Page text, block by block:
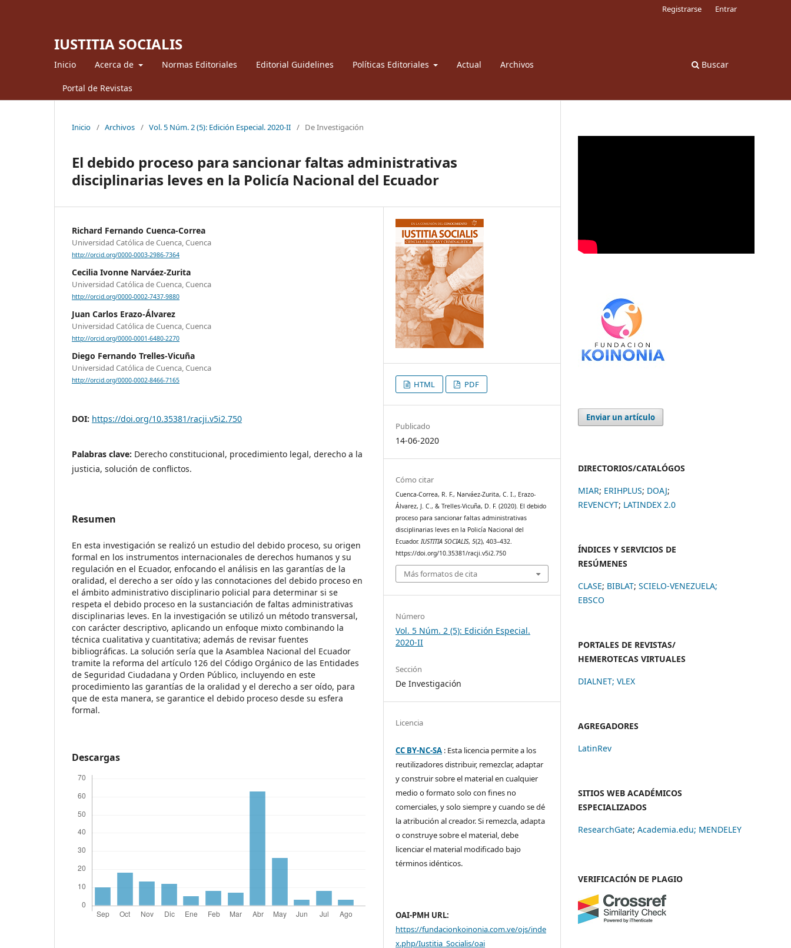
IUSTITIA SOCIALIS
Inicio Acerca de Normas Editoriales Editorial Guidelines Políticas Editoriales Actual Archivos
Portal de Revistas
Buscar
Registrarse Entrar
Inicio / Archivos / Vol. 5 Núm. 2 (5): Edición Especial. 2020-II / De Investigación
El debido proceso para sancionar faltas administrativas
disciplinarias leves en la Policía Nacional del Ecuador
Richard Fernando Cuenca-Correa
Universidad Católica de Cuenca, Cuenca
http://orcid.org/0000-0003-2986-7364
Cecilia Ivonne Narváez-Zurita
Universidad Católica de Cuenca, Cuenca
http://orcid.org/0000-0002-7437-9880
Juan Carlos Erazo-Álvarez
Universidad Católica de Cuenca, Cuenca
http://orcid.org/0000-0001-6480-2270
Diego Fernando Trelles-Vicuña
Universidad Católica de Cuenca, Cuenca
http://orcid.org/0000-0002-8466-7165
DOI: https://doi.org/10.35381/racji.v5i2.750
Palabras clave: Derecho constitucional, procedimiento legal, derecho a la
justicia, solución de conflictos.
Resumen
En esta investigación se realizó un estudio del debido proceso, su origen
formal en los instrumentos internacionales de derechos humanos y su
regulación en el Ecuador, enfocando el análisis en las garantías de la
oralidad, el derecho a ser oído y las connotaciones del debido proceso en
el ámbito administrativo disciplinario policial para determinar si se
respeta el debido proceso en la sustanciación de faltas administrativas
disciplinarias leves. En la investigación se utilizó un método transversal,
con carácter descriptivo, aplicando un enfoque mixto combinando la
técnica cualitativa y cuantitativa; además de revisar fuentes
bibliográficas. La solución sería que la Asamblea Nacional del Ecuador
tramite la reforma del artículo 126 del Código Orgánico de las Entidades
de Seguridad Ciudadana y Orden Público, incluyendo en este
procedimiento las garantías de la oralidad y el derecho a ser oído, para
que de esta manera, se garantice el debido proceso desde su esfera
formal.
Descargas
HTML PDF
Publicado
14-06-2020
Cómo citar
Cuenca-Correa, R. F., Narváez-Zurita, C. I., Erazo-
Álvarez, J. C., & Trelles-Vicuña, D. F. (2020). El debido
proceso para sancionar faltas administrativas
disciplinarias leves en la Policía Nacional del
Ecuador.IUSTITIA SOCIALIS,5(2), 403–432.
https://doi.org/10.35381/racji.v5i2.750
Más formatos de cita
Número
Vol. 5 Núm. 2 (5): Edición Especial.
2020-II
Sección
De Investigación
Licencia
CC BY-NC-SA : Esta licencia permite a los
reutilizadores distribuir, remezclar, adaptar
y construir sobre el material en cualquier
medio o formato solo con fines no
comerciales, y solo siempre y cuando se dé
la atribución al creador. Si remezcla, adapta
o construye sobre el material, debe
licenciar el material modificado bajo
términos idénticos.
OAI-PMH URL:
https://fundacionkoinonia.com.ve/ojs/inde
x.php/Iustitia_Socialis/oai
Enviar un artículo
DIRECTORIOS/CATALÓGOS
MIAR; ERIHPLUS; DOAJ;
REVENCYT; LATINDEX 2.0
ÍNDICES Y SERVICIOS DE
RESÚMENES
CLASE; BIBLAT; SCIELO-VENEZUELA;
EBSCO
PORTALES DE REVISTAS/
HEMEROTECAS VIRTUALES
DIALNET; VLEX
AGREGADORES
LatinRev
SITIOS WEB ACADÉMICOS
ESPECIALIZADOS
ResearchGate; Academia.edu; MENDELEY
VERIFICACIÓN DE PLAGIO